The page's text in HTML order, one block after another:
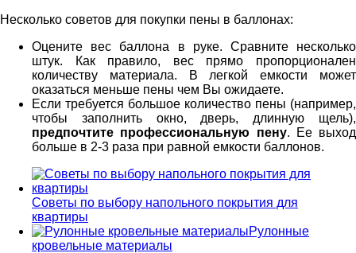
Несколько советов для покупки пены в баллонах:
Оцените вес баллона в руке. Сравните несколько
штук. Как правило, вес прямо пропорционален
количеству материала. В легкой емкости может
оказаться меньше пены чем Вы ожидаете.
Если требуется большое количество пены (например,
чтобы заполнить окно, дверь, длинную щель),
предпочтите профессиональную пену. Ее выход
больше в 2-3 раза при равной емкости баллонов.
Советы по выбору напольного покрытия для
квартиры
Рулонные
кровельные материалы